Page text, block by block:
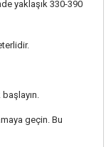
yaklaşık 330-390
geçin. Bu